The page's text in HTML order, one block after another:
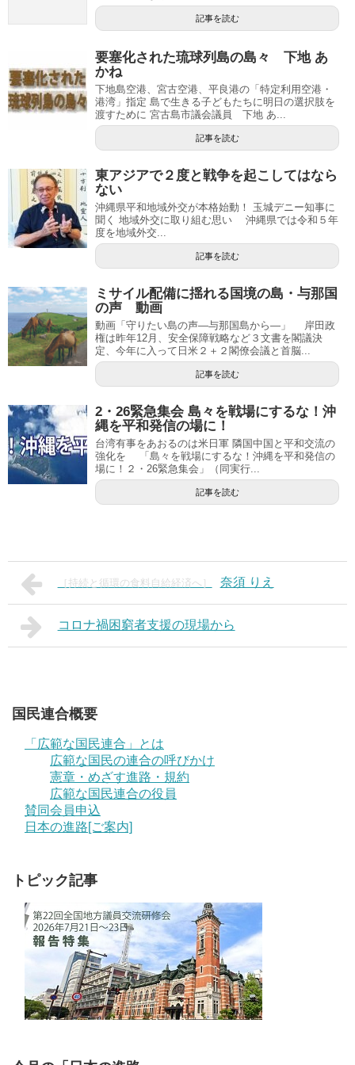
記事を読む
要塞化された琉球列島の島々 下地 あ
かね
下地島空港、宮古空港、平良港の「特定利用空港・
港湾」指定 島で生きる子どもたちに明日の選択肢を
渡すために 宮古島市議会議員 下地 あ...
記事を読む
東アジアで２度と戦争を起こしてはなら
ない
沖縄県平和地域外交が本格始動！ 玉城デニー知事に
聞く 地域外交に取り組む思い 沖縄県では令和５年
度を地域外交...
記事を読む
ミサイル配備に揺れる国境の島・与那国
の声 動画
動画「守りたい島の声―与那国島から―」 岸田政
権は昨年12月、安全保障戦略など３文書を閣議決
定、今年に入って日米２＋２閣僚会議と首脳...
記事を読む
2・26緊急集会 島々を戦場にするな！沖
縄を平和発信の場に！
台湾有事をあおるのは米日軍 隣国中国と平和交流の
強化を 「島々を戦場にするな！沖縄を平和発信の
場に！２・26緊急集会」（同実行...
記事を読む
［持続と循環の食料自給経済へ］ 奈須 りえ
コロナ禍困窮者支援の現場から
国民連合概要
「広範な国民連合」とは
広範な国民の連合の呼びかけ
憲章・めざす進路・規約
広範な国民連合の役員
賛同会員申込
日本の進路[ご案内]
トピック記事